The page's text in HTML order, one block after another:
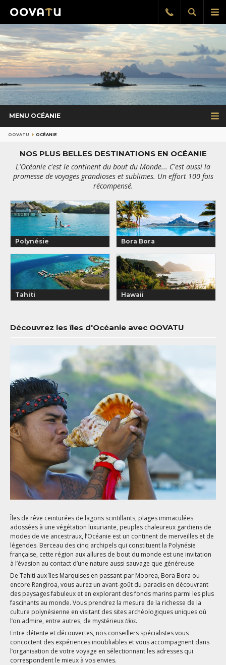
le
Afficher
la
Rappel
gratuit
MENU OCÉANIE
OOVATU OCÉANIE
NOS PLUS BELLES DESTINATIONS EN OCÉANIE
L'Océanie c'est le continent du bout du Monde... C'est aussi la
promesse de voyages grandioses et sublimes. Un effort 100 fois
récompensé.
Polynésie Bora Bora
Tahiti Hawaii
Découvrez les îles d'Océanie avec OOVATU
Îles de rêve ceinturées de lagons scintillants, plages immaculées
adossées à une végétation luxuriante, peuples chaleureux gardiens de
modes de vie ancestraux, l’Océanie est un continent de merveilles et de
légendes. Berceau des cinq archipels qui constituent la Polynésie
française, cette région aux allures de bout du monde est une invitation
à l’évasion au contact d’une nature aussi sauvage que généreuse.
De Tahiti aux îles Marquises en passant par Moorea, Bora Bora ou
encore Rangiroa, vous aurez un avant-goût du paradis en découvrant
des paysages fabuleux et en explorant des fonds marins parmi les plus
fascinants au monde. Vous prendrez la mesure de la richesse de la
culture polynésienne en visitant des sites archéologiques uniques où
l’on admire, entre autres, de mystérieuxtikis.
Entre détente et découvertes, nos conseillers spécialistes vous
concoctent des expériences inoubliables et vous accompagnent dans
l’organisation de votre voyage en sélectionnant les adresses qui
correspondent le mieux à vos envies.